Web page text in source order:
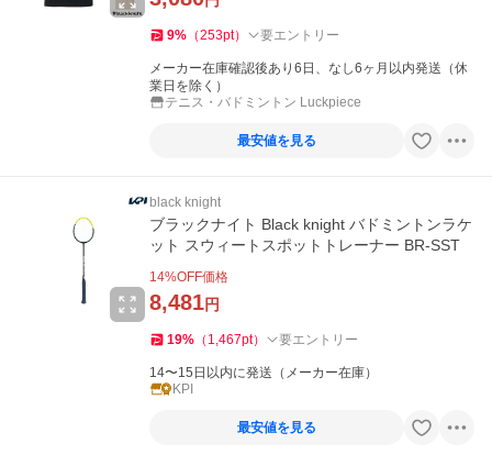
9% （253pt） 要エントリー
メーカー在庫確認後あり6日、なし6ヶ月以内発送（休
業日を除く）
テニス・バドミントン Luckpiece
最安値を見る
black knight
ブラックナイト Black knight バドミントンラケ
ット スウィートスポットトレーナー BR-SST
14%OFF価格
8,481円
19% （ 1,467pt） 要エントリー
14〜15日以内に発送（メーカー在庫）
KPI
最安値を見る